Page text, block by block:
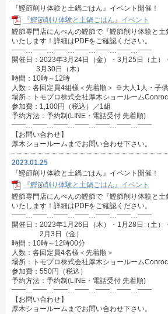
『鰹節削り体験と土鍋ごはん』イベント開催！
『鰹節削り体験と土鍋ごはん』イベント
鰹節専門店にんべんの鰹節で『鰹節削り体験と
いたします！詳細はPDFをご確認ください。
━━…━━…━━…━━…━━…━━…━━
開催日：2023年3月24日（金）・3月25日（土）
3月30日（木）
時間：10時～12時
人数：各回定員4組様＜先着順＞ ※大人1人・子
場所：トモプロ株式会社厚木ショールーム
参加費：1,100円（税込）／1組
予約方法：予約制(LINE・電話受付 先着順)
━━…━━…━━…━━…━━…━━…━━
【お問い合わせ】
厚木ショールームまでお問い合わせ下さい。
2023.01.25
『鰹節削り体験と土鍋ごはん』イベント開催！
『鰹節削り体験と土鍋ごはん』イベント
鰹節専門店にんべんの鰹節で『鰹節削り体験と
いたします！詳細はPDFをご確認ください。
━━…━━…━━…━━…━━…━━…━━
開催日：2023年1月26日（木）・1月28日（土）
2月3日（金）
時間：10時～12時00分
人数：各回定員4名様＜先着順＞
場所：トモプロ株式会社厚木ショールーム
参加費：550円（税込）
予約方法：予約制(LINE・電話受付 先着順)
━━…━━…━━…━━…━━…━━…━━
【お問い合わせ】
厚木ショールームまでお問い合わせ下さい。